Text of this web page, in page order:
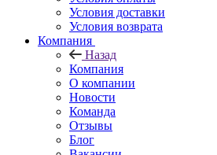
Условия доставки
Условия возврата
Компания
Назад
Компания
О компании
Новости
Команда
Отзывы
Блог